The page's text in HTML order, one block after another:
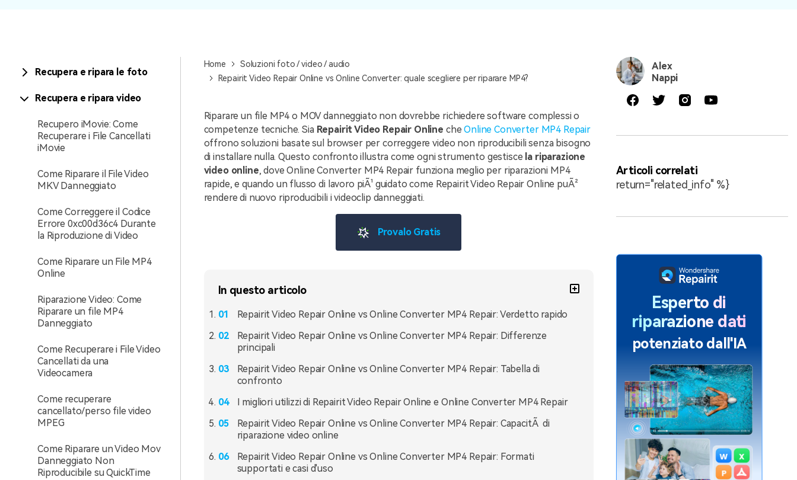
Recupera e ripara le foto
Recupera e ripara video
Recupero iMovie: Come
Recuperare i File Cancellati
iMovie
Come Riparare il File Video
MKV Danneggiato
Come Correggere il Codice
Errore 0xc00d36c4 Durante
la Riproduzione di Video
Come Riparare un File MP4
Online
Riparazione Video: Come
Riparare un file MP4
Danneggiato
Come Recuperare i File Video
Cancellati da una
Videocamera
Come recuperare
cancellato/perso file video
MPEG
Come Riparare un Video Mov
Danneggiato Non
Riproducibile su QuickTime
Home
Soluzioni foto / video / audio
Repairit Video Repair Online vs Online Converter: quale scegliere per riparare MP4?
Riparare un file MP4 o MOV danneggiato non dovrebbe richiedere software complessi o
competenze tecniche. Sia Repairit Video Repair Online cheOnline Converter MP4 Repair
offrono soluzioni basate sul browser per correggere video non riproducibili senza bisogno
di installare nulla. Questo confronto illustra come ogni strumento gestisce la riparazione
video online, dove Online Converter MP4 Repair funziona meglio per riparazioni MP4
rapide, e quando un flusso di lavoro piÃ¹ guidato come Repairit Video Repair Online puÃ²
rendere di nuovo riproducibili i videoclip danneggiati.
Provalo Gratis
In questo articolo
Repairit Video Repair Online vs Online Converter MP4 Repair: Verdetto rapido
Repairit Video Repair Online vs Online Converter MP4 Repair: Differenze
principali
Repairit Video Repair Online vs Online Converter MP4 Repair: Tabella di
confronto
I migliori utilizzi di Repairit Video Repair Online e Online Converter MP4 Repair
Repairit Video Repair Online vs Online Converter MP4 Repair: CapacitÃ di
riparazione video online
Repairit Video Repair Online vs Online Converter MP4 Repair: Formati
supportati e casi d'uso
Alex
Nappi
Articoli correlati
return="related_info" %}
Esperto di
riparazione dati
potenziato dall'IA